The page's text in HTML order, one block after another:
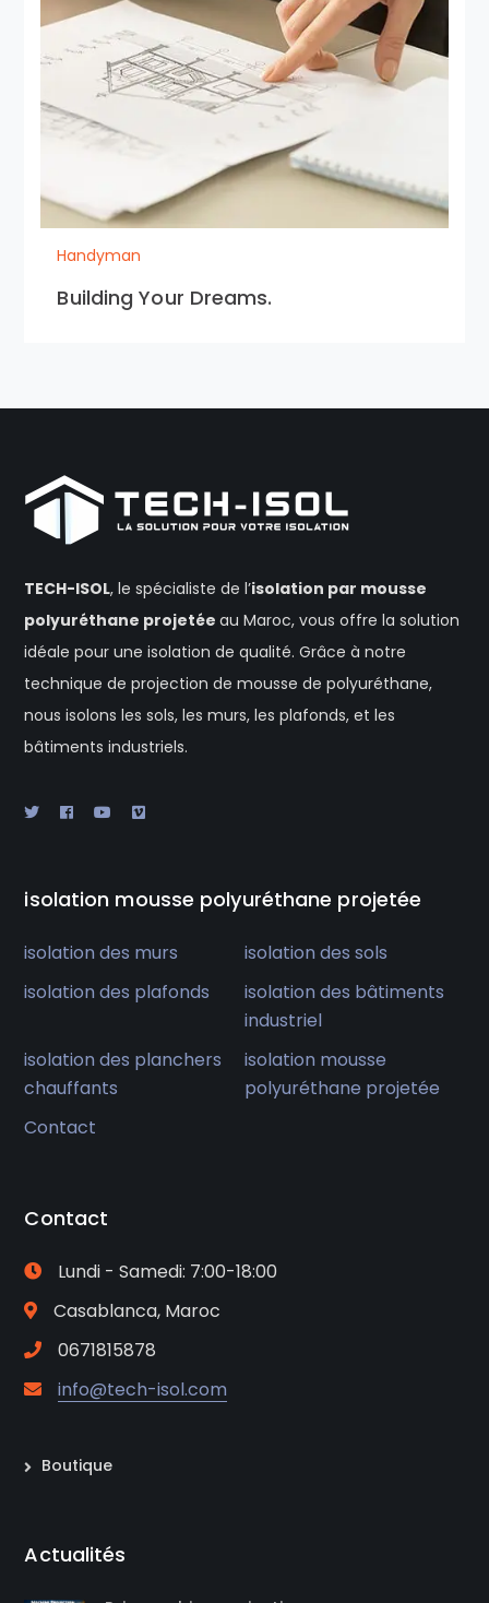
Handyman
Building Your Dreams.
TECH-ISOL, le spécialiste de l’isolation par mousse
polyuréthane projetéeau Maroc, vous offre la solution
idéale pour une isolation de qualité. Grâce à notre
technique de projection de mousse de polyuréthane,
nous isolons les sols, les murs, les plafonds, et les
bâtiments industriels.
isolation mousse polyuréthane projetée
isolation des murs
isolation des sols
isolation des plafonds
isolation des bâtiments
industriel
isolation des planchers
chauffants
isolation mousse
polyuréthane projetée
Contact
Contact
Lundi - Samedi: 7:00-18:00
Casablanca, Maroc
0671815878
info@tech-isol.com
Boutique
Actualités